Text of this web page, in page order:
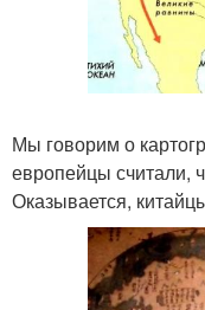
Мы говорим о
европейцы считали,
Оказывается,